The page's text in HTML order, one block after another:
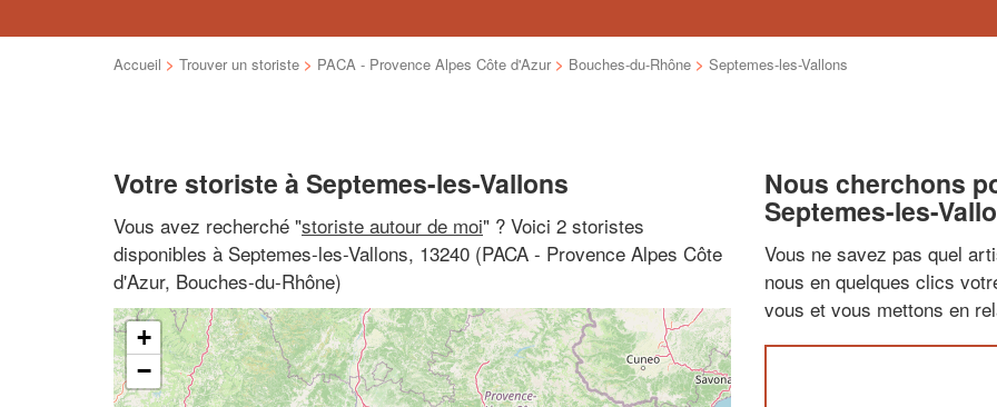
Accueil > Trouver un storiste > PACA - Provence Alpes Côte d'Azur > Bouches-du-Rhône > Septemes-les-Vallons
Votre storiste à Septemes-les-Vallons
Vous avez recherché "storiste autour de moi" ? Voici 2 storistes
disponibles à Septemes-les-Vallons, 13240 (PACA - Provence Alpes Côte
d'Azur, Bouches-du-Rhône)
+
−
Nous cherchons
Septemes-les-
Vous ne savez pas quel
nous en quelques clics
vous et vous mettons en